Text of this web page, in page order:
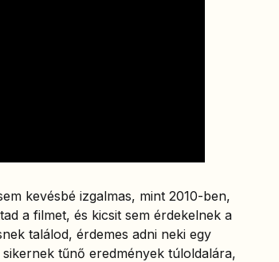
kevésbé izgalmas, mint 2010-ben,
a filmet, és kicsit sem érdekelnek a
találod, érdemes adni neki egy
tűnő eredmények túloldalára,